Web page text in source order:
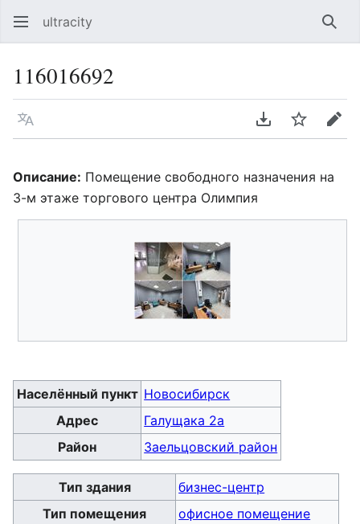
ultracity
116016692
Язык Скачать PDF
Следить
Описание: Помещение свободного назначения на
3-м этаже торгового центра Олимпия
Населённый пункт Новосибирск
Адрес
Галущака 2а
Район
Заельцовский район
Тип здания
бизнес-центр
Тип помещения
офисное помещение